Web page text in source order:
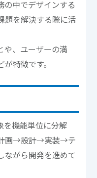
の中でデザインする
題を解決する際に活
や、ユーザーの満
特徴です。
を機能単位に分解
計画→設計→実装→テ
ながら開発を進めて